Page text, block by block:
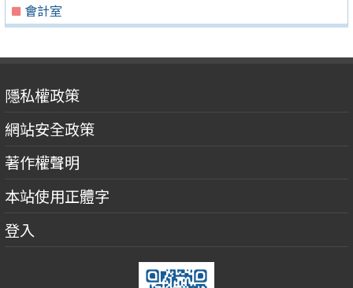
會計室
隱私權政策
網站安全政策
著作權聲明
本站使用正體字
登入